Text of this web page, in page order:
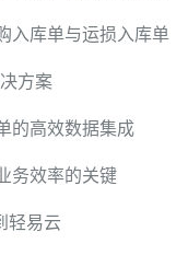
入库单与运损入库单
方案
的高效数据集成
务效率的关键
轻易云